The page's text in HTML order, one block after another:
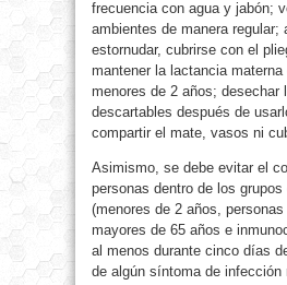
frecuencia con agua y jabón;
ambientes de manera regular;
estornudar, cubrirse con el
mantener la lactancia materna
menores de 2 años; desechar
descartables después de
compartir el mate, vasos ni
Asimismo, se debe evitar el
personas dentro de los grupos
(menores de 2 años,
mayores de 65 años e
al menos durante cinco días
de algún síntoma de infección